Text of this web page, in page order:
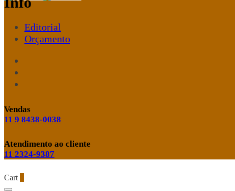
Editorial
Orçamento
Vendas
11 9 8438-0038
Atendimento ao cliente
11 2324-9387
Cart